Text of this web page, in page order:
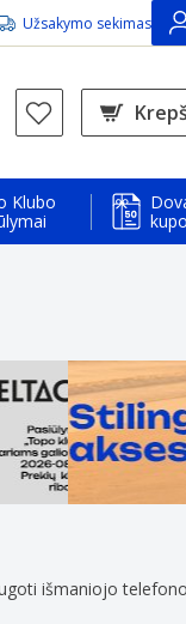
Užsakymo sekimas
Klubo
išmaniojo